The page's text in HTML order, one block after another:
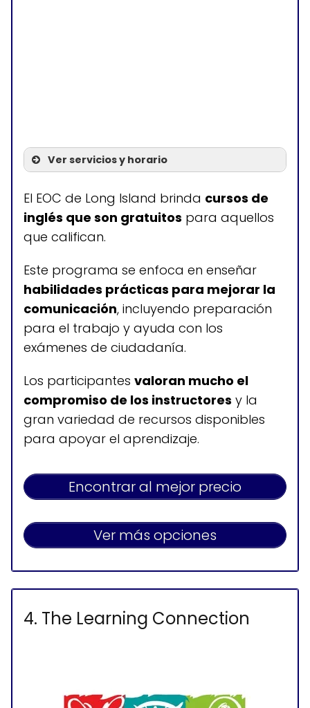
Ver servicios y horario
Servicios
Programa de inglés como
segundo idioma (ESL)
Horario de atención
Lunes a jueves: 9:00-21:30
Viernes: 9:00-16:30
El EOC de Long Island brinda cursos de
inglés que son gratuitos para aquellos
que califican.
Este programa se enfoca en enseñar
habilidades prácticas para mejorar la
comunicación, incluyendo preparación
para el trabajo y ayuda con los
exámenes de ciudadanía.
Los participantes valoran mucho el
compromiso de los instructores y la
gran variedad de recursos disponibles
para apoyar el aprendizaje.
Encontrar al mejor precio
Ver más opciones
4. The Learning Connection